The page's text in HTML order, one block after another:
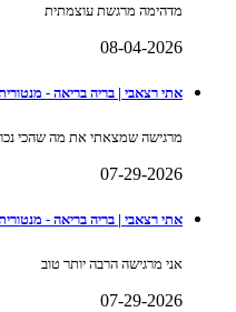
מדהימה מרגשת עוצמתית
08-04-2026
אתי רצאבי | בריה בריאה -
מרגישה שמצאתי את מה שהכי
07-29-2026
אתי רצאבי | בריה בריאה -
אני מרגישה הרבה יותר טוב
07-29-2026